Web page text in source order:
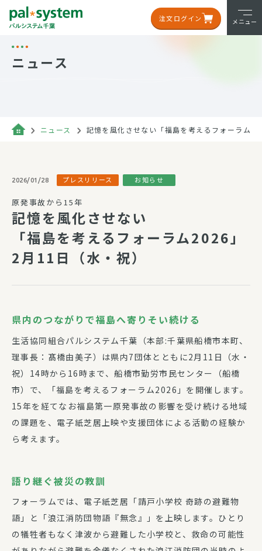
注文ログイン メニュー
ニュース
ニュース 記憶を風化させない「福島を考えるフォーラム
2026/01/28 プレスリリース お知らせ
原発事故から15年
記憶を風化させない
「福島を考えるフォーラム2026」
2月11日（水・祝）
県内のつながりで福島へ寄りそい続ける
生活協同組合パルシステム千葉（本部:千葉県船橋市本町、
理事長：髙橋由美子）は県内7団体とともに2月11日（水・
祝）14時から16時まで、船橋市勤労市民センター（船橋
市）で、「福島を考えるフォーラム2026」を開催します。
15年を経てなお福島第一原発事故の影響を受け続ける地域
の課題を、電子紙芝居上映や支援団体による活動の経験か
ら考えます。
語り継ぐ被災の教訓
フォーラムでは、電子紙芝居「請戸小学校 奇跡の避難物
語」と「浪江消防団物語『無念』」を上映します。ひとり
の犠牲者もなく津波から避難した小学校と、救命の可能性